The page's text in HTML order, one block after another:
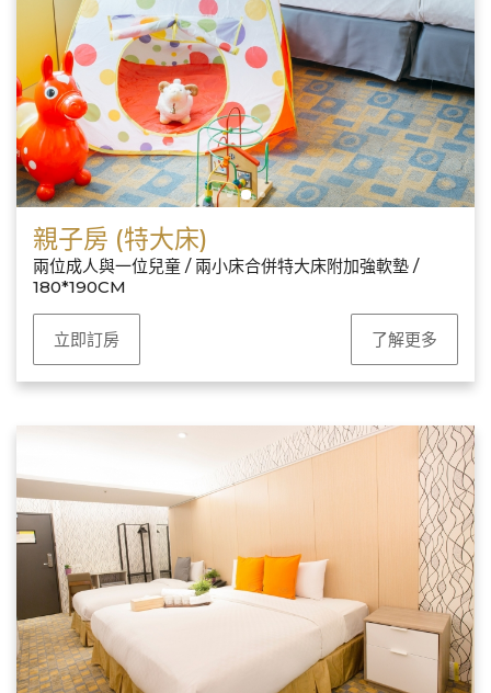
親子房 (特大床)
兩位成人與一位兒童 / 兩小床合併特大床附加強軟墊 /
180*190CM
立即訂房 了解更多